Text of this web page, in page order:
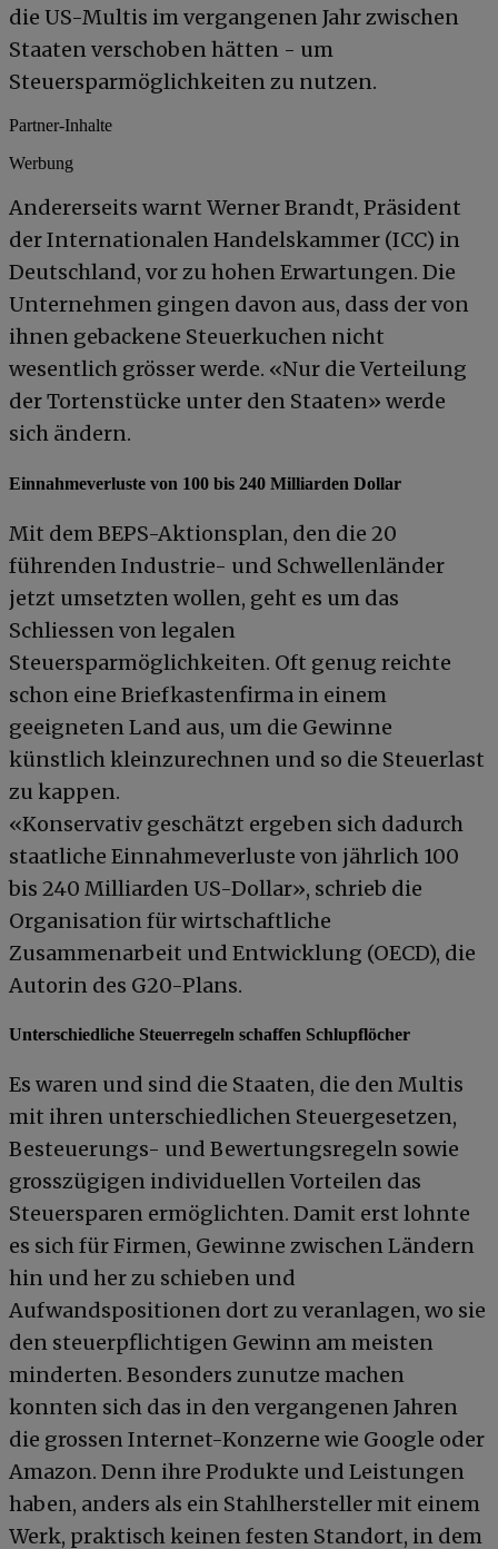
die US-Multis im vergangenen Jahr zwischen
Staaten verschoben hätten - um
Steuersparmöglichkeiten zu nutzen.
Partner-Inhalte
Werbung
Andererseits warnt Werner Brandt, Präsident
der Internationalen Handelskammer (ICC) in
Deutschland, vor zu hohen Erwartungen. Die
Unternehmen gingen davon aus, dass der von
ihnen gebackene Steuerkuchen nicht
wesentlich grösser werde. «Nur die Verteilung
der Tortenstücke unter den Staaten» werde
sich ändern.
Einnahmeverluste von 100 bis 240 Milliarden Dollar
Mit dem BEPS-Aktionsplan, den die 20
führenden Industrie- und Schwellenländer
jetzt umsetzten wollen, geht es um das
Schliessen von legalen
Steuersparmöglichkeiten. Oft genug reichte
schon eine Briefkastenfirma in einem
geeigneten Land aus, um die Gewinne
künstlich kleinzurechnen und so die Steuerlast
zu kappen.
«Konservativ geschätzt ergeben sich dadurch
staatliche Einnahmeverluste von jährlich 100
bis 240 Milliarden US-Dollar», schrieb die
Organisation für wirtschaftliche
Zusammenarbeit und Entwicklung (OECD), die
Autorin des G20-Plans.
Unterschiedliche Steuerregeln schaffen Schlupflöcher
Es waren und sind die Staaten, die den Multis
mit ihren unterschiedlichen Steuergesetzen,
Besteuerungs- und Bewertungsregeln sowie
grosszügigen individuellen Vorteilen das
Steuersparen ermöglichten. Damit erst lohnte
es sich für Firmen, Gewinne zwischen Ländern
hin und her zu schieben und
Aufwandspositionen dort zu veranlagen, wo sie
den steuerpflichtigen Gewinn am meisten
minderten. Besonders zunutze machen
konnten sich das in den vergangenen Jahren
die grossen Internet-Konzerne wie Google oder
Amazon. Denn ihre Produkte und Leistungen
haben, anders als ein Stahlhersteller mit einem
Werk, praktisch keinen festen Standort, in dem